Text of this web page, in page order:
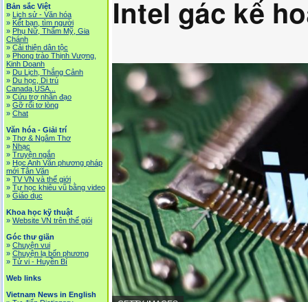
Bản sắc Việt
» Lịch sử - Văn hóa
» Kết bạn, tìm người
» Phụ Nữ, Thẩm Mỹ, Gia
Chánh
» Cải thiện dân tộc
» Phong trào Thịnh Vượng,
Kinh Doanh
» Du Lịch, Thắng Cảnh
» Du học, Di trú
Canada,USA...
» Cứu trợ nhân đạo
» Gỡ rối tơ lòng
» Chat
Văn hóa - Giải trí
» Thơ & Ngâm Thơ
» Nhạc
» Truyện ngắn
» Học Anh Văn phương pháp
mới Tân Văn
» TV VN và thế giới
» Tự học khiêu vũ bằng video
» Giáo dục
Khoa học kỹ thuật
» Website VN trên thế giói
Góc thư giãn
» Chuyện vui
» Chuyện lạ bốn phương
» Tử vi - Huyền Bí
Web links
Vietnam News in English
Intel gác kế